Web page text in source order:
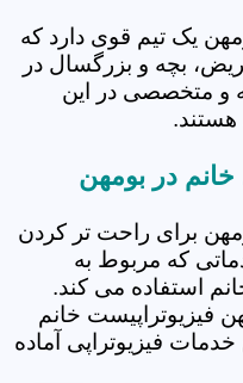
یک تیم قوی دارد که
بچه و بزرگسال در
و متخصصی در این
در بومهن
برای راحت تر کردن
که مربوط به
استفاده می کند.
فیزیوتراپیست خانم
خدمات فیزیوتراپی آماده